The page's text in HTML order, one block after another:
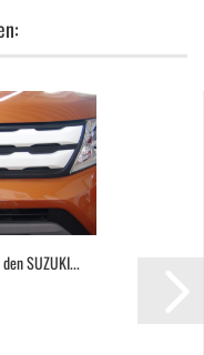
SUZUKI...